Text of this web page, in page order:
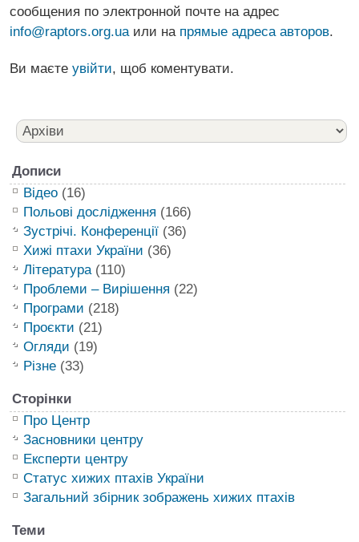
сообщения по электронной почте на адрес
info@raptors.org.uaили на прямые адреса авторов.
Ви маєте увійти, щоб коментувати.
Дописи
Відео(16)
Польові дослідження (166)
Зустрічі. Конференції(36)
Хижі птахи України (36)
Література(110)
Проблеми – Вирішення (22)
Програми (218)
Проєкти (21)
Огляди (19)
Різне(33)
Сторінки
Про Центр
Засновники центру
Експерти центру
Статус хижих птахів України
Загальний збірник зображень хижих птахів
Теми